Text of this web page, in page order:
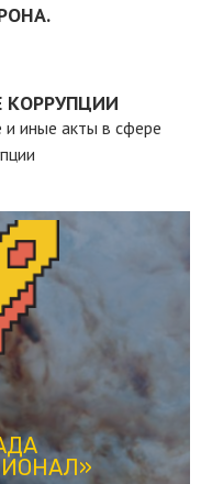
КОРРУПЦИИ
иные акты в сфере
на
вузов